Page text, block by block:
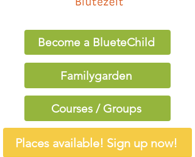
Become a BlueteChild
Familygarden
Courses / Groups
Places available! Sign up now!